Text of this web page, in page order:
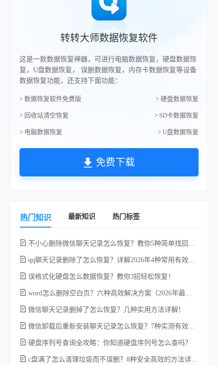
转转大师数据恢复软件
这是一款数据恢复神器，可进行电脑数据恢复，硬盘数据恢
复，U盘数据恢复， 误删数据恢复，内存卡数据恢复等设备
数据恢复功能，还支持下面功能：
> 数据恢复软件免费版 > 硬盘数据恢复
> 回收站清空恢复 > SD卡数据恢复
> 电脑数据恢复 > U盘数据恢复
免费下载
热门知识 最新知识 热门标签
误格式化硬盘怎么数据恢复？教你3招轻松恢复！
微信聊天记录删掉了怎么恢复？几种实用方法详解！
硬盘序列号查询全攻略：你知道硬盘序列号怎么查吗？